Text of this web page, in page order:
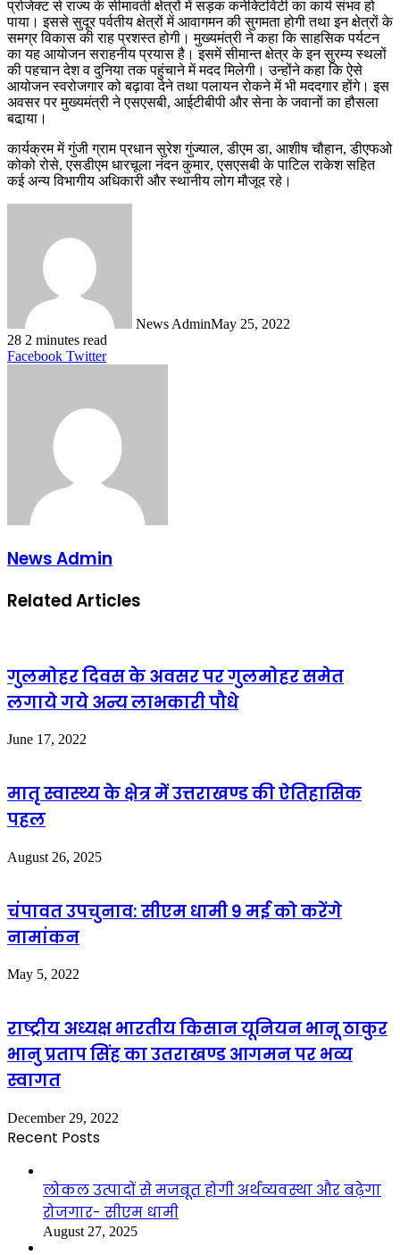
प्रोजेक्ट से राज्य के सीमावर्ती क्षेत्रों में सड़क कनेक्टिविटी का कार्य संभव हो
पाया। इससे सुदूर पर्वतीय क्षेत्रों में आवागमन की सुगमता होगी तथा इन क्षेत्रों के
समग्र विकास की राह प्रशस्त होगी। मुख्यमंत्री ने कहा कि साहसिक पर्यटन
का यह आयोजन सराहनीय प्रयास है। इसमें सीमान्त क्षेत्र के इन सुरम्य स्थलों
की पहचान देश व दुनिया तक पहुंचाने में मदद मिलेगी। उन्होंने कहा कि ऐसे
आयोजन स्वरोजगार को बढ़ावा देने तथा पलायन रोकने में भी मददगार होंगे। इस
अवसर पर मुख्यमंत्री ने एसएसबी, आईटीबीपी और सेना के जवानों का हौसला
बढा़या।
कार्यक्रम में गुंजी ग्राम प्रधान सुरेश गुंज्याल, डीएम डा, आशीष चौहान, डीएफओ
कोको रोसे, एसडीएम धारचूला नंदन कुमार, एसएसबी के पाटिल राकेश सहित
कई अन्य विभागीय अधिकारी और स्थानीय लोग मौजूद रहे।
News AdminMay 25, 2022
28 2 minutes read
Facebook TwitterLinkedIn
Tumblr
Pinterest
Reddit
VKontakte
Share
Print
News Admin
Related Articles
गुलमोहर दिवस के अवसर पर गुलमोहर समेत
लगाये गये अन्य लाभकारी पौधे
June 17, 2022
मातृ स्वास्थ्य के क्षेत्र में उत्तराखण्ड की ऐतिहासिक
पहल
August 26, 2025
चंपावत उपचुनाव: सीएम धामी 9 मई को करेंगे
नामांकन
May 5, 2022
राष्ट्रीय अध्यक्ष भारतीय किसान यूनियन भानू ठाकुर
भानु प्रताप सिंह का उतराखण्ड आगमन पर भव्य
स्वागत
December 29, 2022
Recent Posts
लोकल उत्पादों से मजबूत होगी अर्थव्यवस्था और बढ़ेगा
रोजगार- सीएम धामी
August 27, 2025